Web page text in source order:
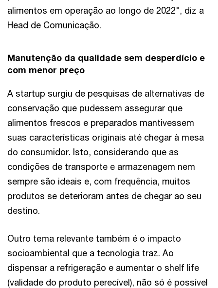
alimentos em operação ao longo de 2022", diz a
Head de Comunicação.
Manutenção da qualidade sem desperdício e
com menor preço
A startup surgiu de pesquisas de alternativas de
conservação que pudessem assegurar que
alimentos frescos e preparados mantivessem
suas características originais até chegar à mesa
do consumidor. Isto, considerando que as
condições de transporte e armazenagem nem
sempre são ideais e, com frequência, muitos
produtos se deterioram antes de chegar ao seu
destino.
Outro tema relevante também é o impacto
socioambiental que a tecnologia traz. Ao
dispensar a refrigeração e aumentar o shelf life
(validade do produto perecível), não só é possível